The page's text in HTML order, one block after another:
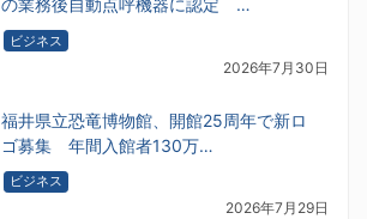
の業務後自動点呼機器に認定 …
ビジネス
2026年7月30日
福井県立恐竜博物館、開館25周年で新ロ
ゴ募集 年間入館者130万…
ビジネス
2026年7月29日